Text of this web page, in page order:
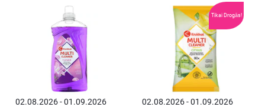
02.08.2026 - 01.09.2026
Tikai Drogās!
02.08.2026 - 01.09.2026